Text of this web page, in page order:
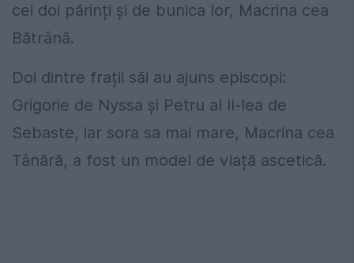
cei doi părinți și de bunica lor, Macrina cea
Bătrână.
Doi dintre frații săi au ajuns episcopi:
Grigorie de Nyssa și Petru al II-lea de
Sebaste, iar sora sa mai mare, Macrina cea
Tânără, a fost un model de viață ascetică.